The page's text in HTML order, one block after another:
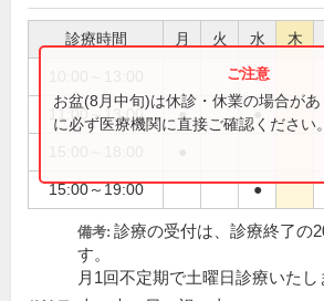
診療時間 月 火 水 木
11:00～13:00 ● ●
15:00～19:00 ●
お盆(8月中旬)は休診・休業の場合が
に必ず医療機関に直接ご確認ください。
備考: 診療の受付は、診療終了の
す。
月1回不定期で土曜日診療いたし